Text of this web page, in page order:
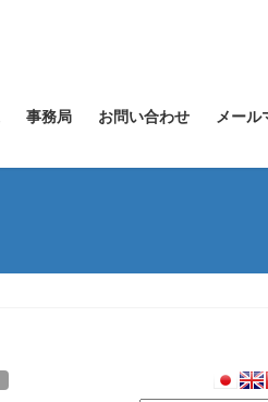
事務局 お問い合わせ メール